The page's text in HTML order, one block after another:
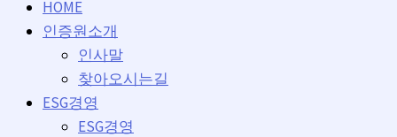
HOME
인증원소개
인사말
찾아오시는길
ESG경영
ESG경영